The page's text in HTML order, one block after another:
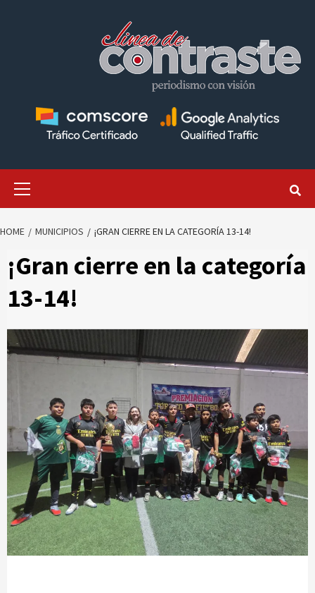
HOME MUNICIPIOS ¡GRAN CIERRE EN LA CATEGORÍA 13-14!
¡Gran cierre en la categoría
13-14!